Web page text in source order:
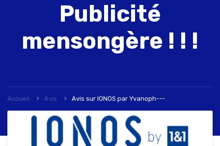
Publicité
mensongère ! ! !
Accueil Avis Avis sur IONOS par Yvanoph---